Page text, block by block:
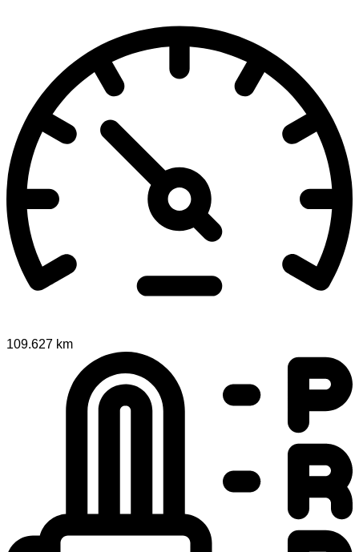
109.627 km